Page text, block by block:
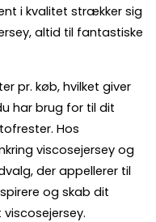
i kvalitet strækker sig
altid til fantastiske
pr. køb, hvilket giver
har brug for til dit
Hos
viscosejersey og
der appellerer til
og skab dit